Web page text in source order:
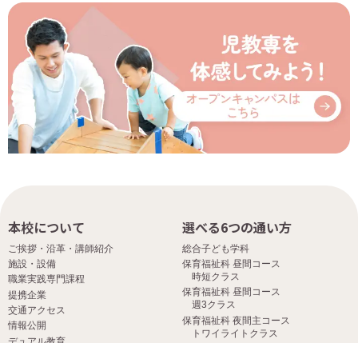
本校について
ご挨拶・沿革・講師紹介
施設・設備
職業実践専門課程
提携企業
交通アクセス
情報公開
選べる6つの通い方
総合子ども学科
保育福祉科 昼間コース
時短クラス
保育福祉科 昼間コース
週3クラス
保育福祉科 夜間主コース
トワイライトクラス